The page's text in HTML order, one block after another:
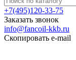
+7(495)120-33-75
Заказать звонок
info@fancoil-kkb.ru
Скопировать e-mail